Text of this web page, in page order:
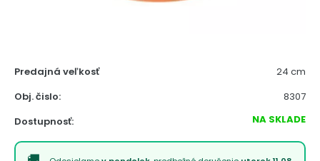
Predajná veľkosť
24 cm
Obj. čislo:
8307
Dostupnosť:
NA SKLADE